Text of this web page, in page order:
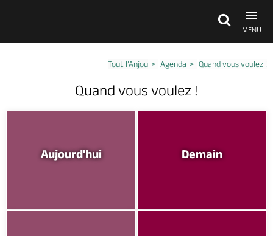
MENU
À voir, à faire
Agenda
Tout l’Anjou Agenda Quand vous voulez !
Quand vous voulez !
Aujourd'hui Demain